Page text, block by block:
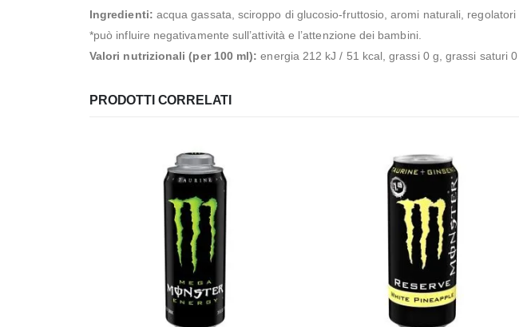
Ingredienti: acqua gassata, sciroppo di glucosio-fruttosio, aromi naturali,
*può influire negativamente sull’attività e l’attenzione dei bambini.
Valori nutrizionali (per 100 ml):energia 212 kJ / 51 kcal, grassi 0 g, grassi saturi
PRODOTTI CORRELATI